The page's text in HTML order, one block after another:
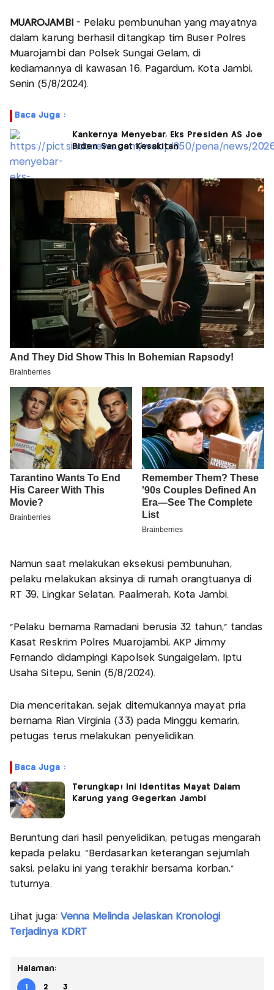
MUAROJAMBI - Pelaku pembunuhan yang mayatnya
dalam karung berhasil ditangkap tim Buser Polres
Muarojambi dan Polsek Sungai Gelam, di
kediamannya di kawasan 16, Pagardum, Kota Jambi,
Senin (5/8/2024).
Baca Juga :
Kankernya Menyebar, Eks Presiden AS Joe
Biden Sangat Kesakitan
Namun saat melakukan eksekusi pembunuhan,
pelaku melakukan aksinya di rumah orangtuanya di
RT 39, Lingkar Selatan, Paalmerah, Kota Jambi.
"Pelaku bernama Ramadani berusia 32 tahun," tandas
Kasat Reskrim Polres Muarojambi, AKP Jimmy
Fernando didampingi Kapolsek Sungaigelam, Iptu
Usaha Sitepu, Senin (5/8/2024).
Dia menceritakan, sejak ditemukannya mayat pria
bernama Rian Virginia (33) pada Minggu kemarin,
petugas terus melakukan penyelidikan.
Baca Juga :
Terungkap! Ini Identitas Mayat Dalam
Karung yang Gegerkan Jambi
Beruntung dari hasil penyelidikan, petugas mengarah
kepada pelaku. "Berdasarkan keterangan sejumlah
saksi, pelaku ini yang terakhir bersama korban,"
tuturnya.
Lihat juga: Venna Melinda Jelaskan Kronologi
Terjadinya KDRT
Halaman:
1 2 3